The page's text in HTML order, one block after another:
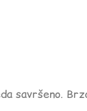
savršeno.